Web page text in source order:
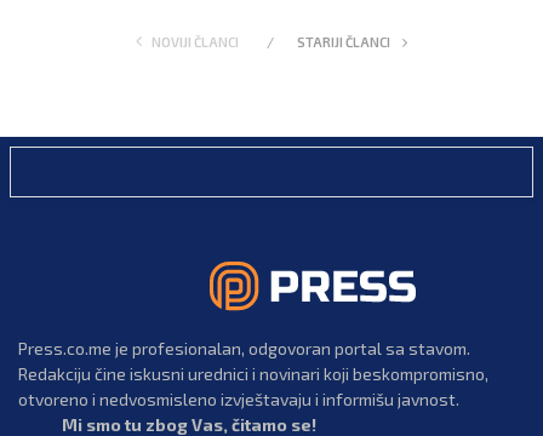
NOVIJI ČLANCI STARIJI ČLANCI
Press.co.me je profesionalan, odgovoran portal sa stavom.
Redakciju čine iskusni urednici i novinari koji beskompromisno,
otvoreno i nedvosmisleno izvještavaju i informišu javnost.
Mi smo tu zbog Vas, čitamo se!